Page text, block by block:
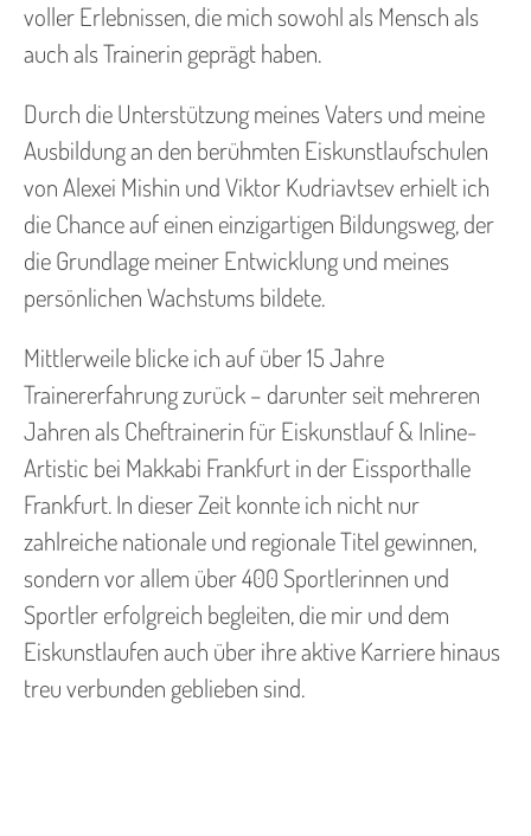
voller Erlebnissen, die mich sowohl als Mensch als
auch als Trainerin geprägt haben.
Durch die Unterstützung meines Vaters und meine
Ausbildung an den berühmten Eiskunstlaufschulen
von Alexei Mishin und Viktor Kudriavtsev erhielt ich
die Chance auf einen einzigartigen Bildungsweg, der
die Grundlage meiner Entwicklung und meines
persönlichen Wachstums bildete.
Mittlerweile blicke ich auf über 15 Jahre
Trainererfahrung zurück – darunter seit mehreren
Jahren als Cheftrainerin für Eiskunstlauf & Inline-
Artistic bei Makkabi Frankfurt in der Eissporthalle
Frankfurt. In dieser Zeit konnte ich nicht nur
zahlreiche nationale und regionale Titel gewinnen,
sondern vor allem über 400 Sportlerinnen und
Sportler erfolgreich begleiten, die mir und dem
Eiskunstlaufen auch über ihre aktive Karriere hinaus
treu verbunden geblieben sind.